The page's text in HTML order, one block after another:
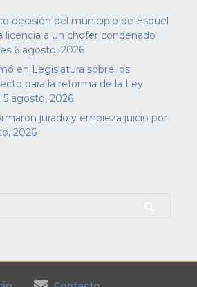
decisión del municipio de Esquel
licencia a un chofer condenado
6 agosto, 2026
en Legislatura sobre los
para la reforma de la Ley
5 agosto, 2026
jurado y empieza juicio por
2026